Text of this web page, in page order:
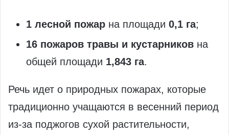
1 лесной пожар на площади 0,1 га;
16 пожаров травы и кустарников на
общей площади 1,843 га.
Речь идет о природных пожарах, которые
традиционно учащаются в весенний период
из‑за поджогов сухой растительности,